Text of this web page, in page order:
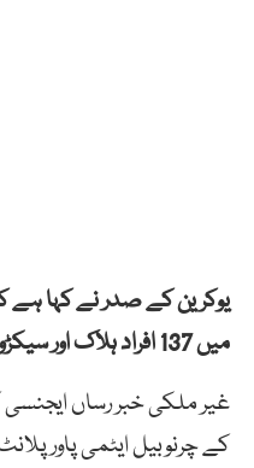
یوکرین کے صدر نے کہا
میں 137 افراد ہلاک اور سیکڑوں زخمی ہو چکے ہیں۔
غیر ملکی خبر رساں
کے چرنوبیل ایٹمی پاور